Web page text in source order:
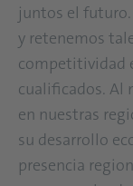
juntos el
y retenemos
competitividad
cualificados. Al
en nuestras
su desarrollo
presencia